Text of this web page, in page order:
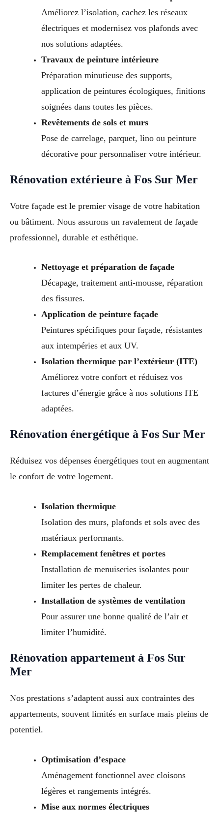
Améliorez l’isolation, cachez les réseaux
électriques et modernisez vos plafonds avec
nos solutions adaptées.
Travaux de peinture intérieure
Préparation minutieuse des supports,
application de peintures écologiques, finitions
soignées dans toutes les pièces.
Revêtements de sols et murs
Pose de carrelage, parquet, lino ou peinture
décorative pour personnaliser votre intérieur.
Rénovation extérieure à Fos Sur Mer
Votre façade est le premier visage de votre habitation
ou bâtiment. Nous assurons un ravalement de façade
professionnel, durable et esthétique.
Nettoyage et préparation de façade
Décapage, traitement anti-mousse, réparation
des fissures.
Application de peinture façade
Peintures spécifiques pour façade, résistantes
aux intempéries et aux UV.
Isolation thermique par l’extérieur (ITE)
Améliorez votre confort et réduisez vos
factures d’énergie grâce à nos solutions ITE
adaptées.
Rénovation énergétique à Fos Sur Mer
Réduisez vos dépenses énergétiques tout en augmentant
le confort de votre logement.
Isolation thermique
Isolation des murs, plafonds et sols avec des
matériaux performants.
Remplacement fenêtres et portes
Installation de menuiseries isolantes pour
limiter les pertes de chaleur.
Installation de systèmes de ventilation
Pour assurer une bonne qualité de l’air et
limiter l’humidité.
Rénovation appartement à Fos Sur
Mer
Nos prestations s’adaptent aussi aux contraintes des
appartements, souvent limités en surface mais pleins de
potentiel.
Optimisation d’espace
Aménagement fonctionnel avec cloisons
légères et rangements intégrés.
Mise aux normes électriques